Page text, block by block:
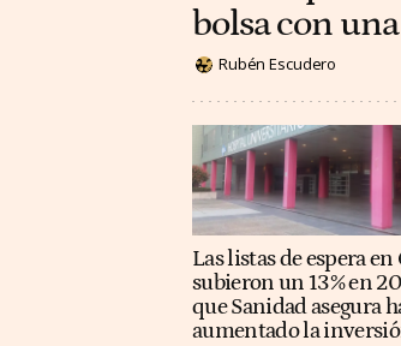
bolsa con
Rubén Escudero
Las listas de espera en
subieron un 13% en
que Sanidad asegura
aumentado la